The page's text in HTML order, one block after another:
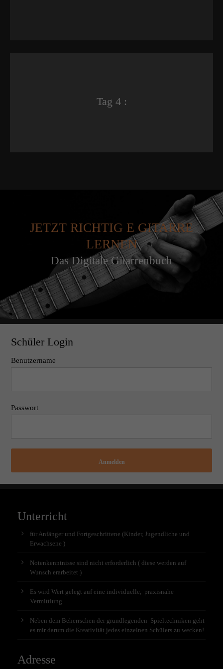
Tag 4 :
JETZT RICHTIG E GITARRE
LERNEN
Das Digitale Gitarrenbuch
Schüler Login
Benutzername
Passwort
Anmelden
Unterricht
für Anfänger und Fortgeschrittene (Kinder, Jugendliche und
Erwachsene )
Notenkenntnisse sind nicht erforderlich ( diese werden auf
Wunsch erarbeitet )
Es wird Wert gelegt auf eine individuelle, praxisnahe
Vermittlung
Neben dem Beherrschen der grundlegenden Spieltechniken geht
es mir darum die Kreativität jedes einzelnen Schülers zu wecken!
Adresse